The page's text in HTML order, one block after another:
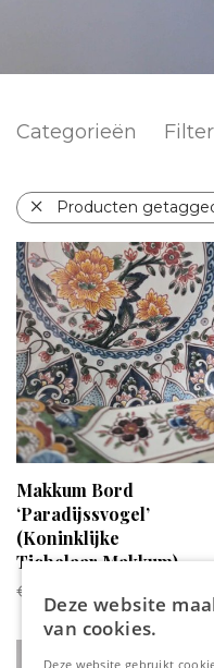
Categorieën Filter
Producten
Makkum Bord
‘Paradijssvogel’
(Koninklijke
Tichelaar Makkum)
€
Deze website
van cookies.
Deze website gebruikt